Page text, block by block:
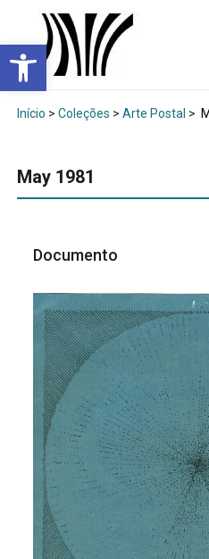
Abrir a barra de
Início > Coleções > Arte Postal >
May 1981
Documento